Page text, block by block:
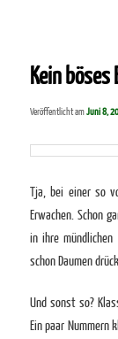
Kein böses
Veröffentlicht amJuni 8,
Tja, bei einer so
Erwachen. Schon
in ihre
schon Daumen
Und sonst so?
Ein paar Nummern